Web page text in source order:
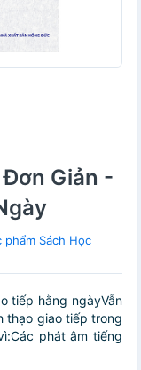
Giản -
phẩm Sách Học
tiếp hằng ngàyVẫn
thạo giao tiếp trong
phát âm tiếng